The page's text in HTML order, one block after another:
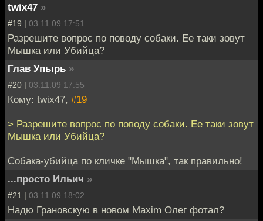
twix47 »
#19 | 03.11.09 17:51
Разрешите вопрос по поводу собаки. Ее таки зовут
Мышка или Убийца?
Глав Упырь »
#20 | 03.11.09 17:55
Кому: twix47, #19
> Разрешите вопрос по поводу собаки. Ее таки зовут
Мышка или Убийца?
Собака-убийца по кличке "Мышка", так правильно!
...просто Ильич »
#21 | 03.11.09 18:02
Надю Грановскую в новом Maxim Олег фотал?